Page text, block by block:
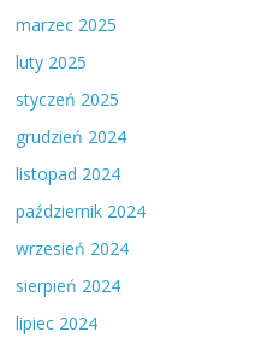
marzec 2025
luty 2025
styczeń 2025
grudzień 2024
listopad 2024
październik 2024
wrzesień 2024
sierpień 2024
lipiec 2024